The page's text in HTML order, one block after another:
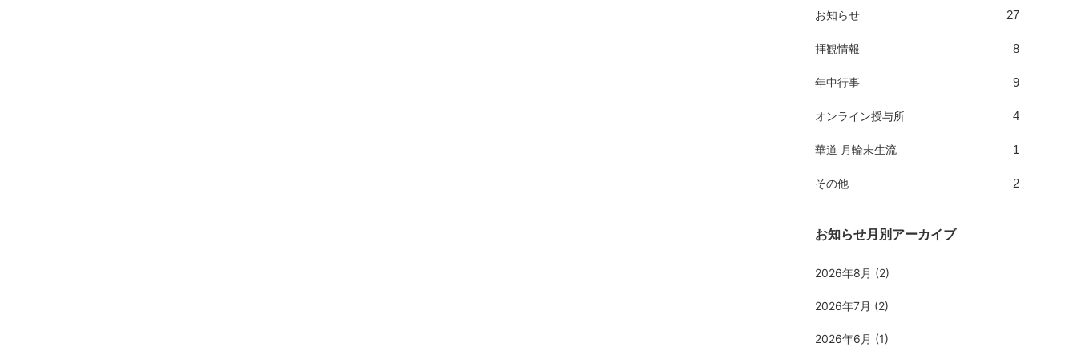
お知らせ 27
拝観情報 8
年中行事 9
オンライン授与所 4
華道 月輪未生流 1
その他 2
お知らせ月別アーカイブ
2026年8月 (2)
2026年7月 (2)
2026年6月 (1)